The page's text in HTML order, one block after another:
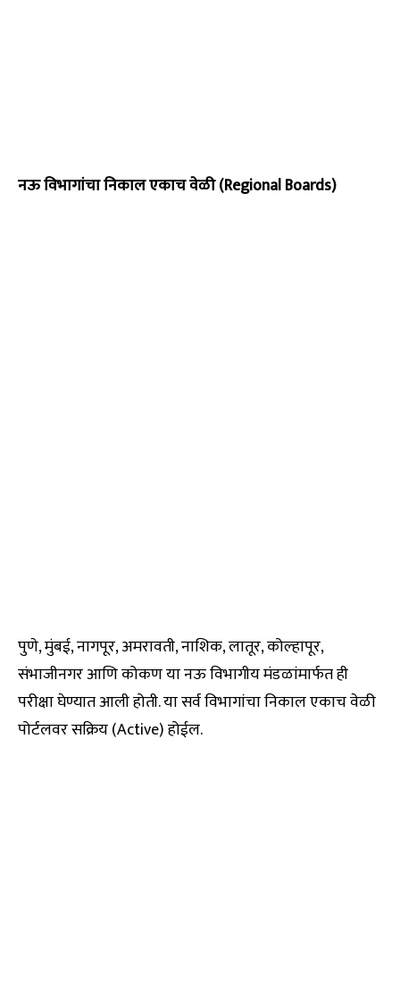
नऊ विभागांचा निकाल एकाच वेळी (Regional Boards)
पुणे, मुंबई, नागपूर, अमरावती, नाशिक, लातूर, कोल्हापूर,
संभाजीनगर आणि कोकण या नऊ विभागीय मंडळांमार्फत ही
परीक्षा घेण्यात आली होती. या सर्व विभागांचा निकाल एकाच वेळी
पोर्टलवर सक्रिय (Active) होईल.